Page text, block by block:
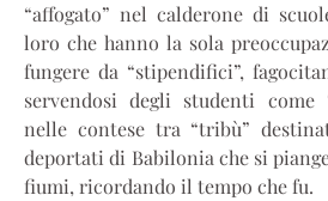
“affogato” nel calderone di
loro che hanno la sola
fungere da “stipendifici”,
servendosi degli studenti come
nelle contese tra “tribù”
deportati di Babilonia che si
fiumi, ricordando il tempo che fu.